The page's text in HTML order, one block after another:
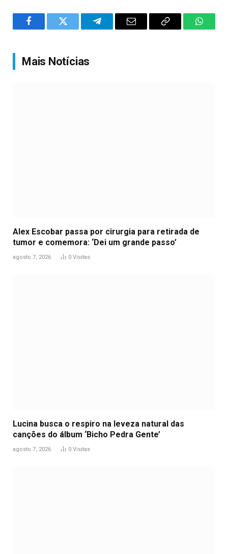
FacebookTwitter TelegramEmail
Copy
Mais Notícias
Alex Escobar passa por cirurgia para retirada de
tumor e comemora: ‘Dei um grande passo’
agosto 7, 2026 0 Visitas
Lucina busca o respiro na leveza natural das
canções do álbum ‘Bicho Pedra Gente’
agosto 7, 2026 0 Visitas